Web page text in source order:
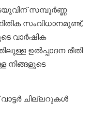
സമ്പൂർണ്ണ
സംവിധാനമുണ്ട്,
വാർഷിക
ഉൽപ്പാദന രീതി
നിങ്ങളുടെ